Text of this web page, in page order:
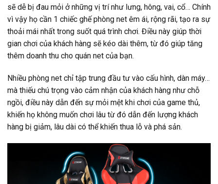
sẽ dễ bị đau mỏi ở những vị trí như lưng, hông, vai, cổ… Chính
vì vậy họ cần 1 chiếc ghế phòng net êm ái, rộng rãi, tạo ra sự
thoải mái nhất trong suốt quá trình chơi. Điều này giúp thời
gian chơi của khách hàng sẽ kéo dài thêm, từ đó giúp tăng
thêm doanh thu cho quán net của bạn.
Nhiều phòng net chỉ tập trung đầu tư vào cấu hình, dàn máy…
mà thiếu chú trọng vào cảm nhận của khách hàng như chỗ
ngồi, điều này dẫn đến sự mỏi mệt khi chơi của game thủ,
khiến họ không muốn chơi lâu từ đó dẫn đến lượng khách
hàng bị giảm, lâu dài có thể khiến thua lỗ và phá sản.